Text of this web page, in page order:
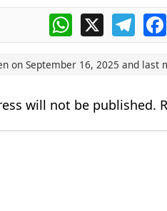
WhatsApp
X
on September 16, 2025 and last
will not be published.